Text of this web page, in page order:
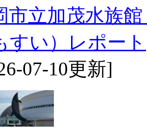
市立加茂水族
すい）レポート
07-10更新]